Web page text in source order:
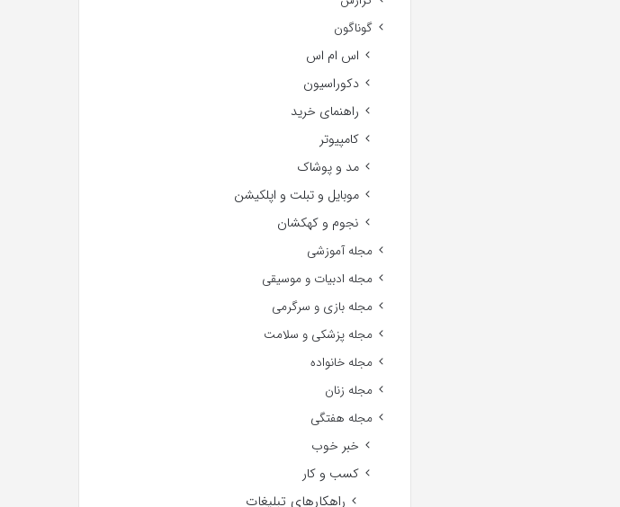
گوناگون
اس ام اس
دکوراسیون
راهنمای خرید
کامپیوتر
مد و پوشاک
موبایل و تبلت و اپلکیشن
نجوم و کهکشان
مجله آموزشی
مجله ادبیات و موسیقی
مجله بازی و سرگرمی
مجله پزشکی و سلامت
مجله خانواده
مجله زنان
مجله هفتگی
خبر خوب
کسب و کار
راهکارهای تبلیغات